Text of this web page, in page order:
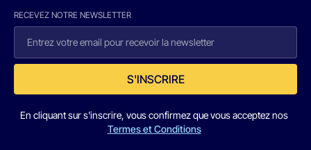
RECEVEZ NOTRE NEWSLETTER
S'INSCRIRE
En cliquant sur s'inscrire, vous confirmez que vous acceptez nos
Termes et Conditions